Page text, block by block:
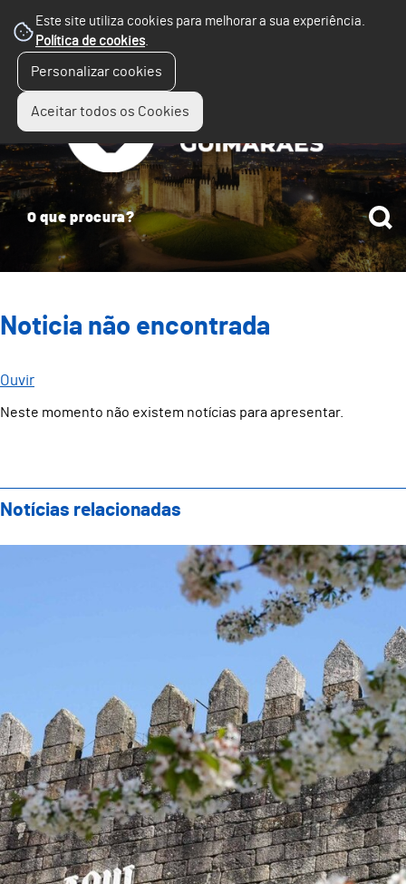
Este site utiliza cookies para melhorar a sua experiência.
Política de cookies.
Personalizar cookies
Aceitar todos os Cookies
Noticia não encontrada
Ouvir
Neste momento não existem notícias para apresentar.
Notícias relacionadas
Torre da Alfândega de portas abertas ao público